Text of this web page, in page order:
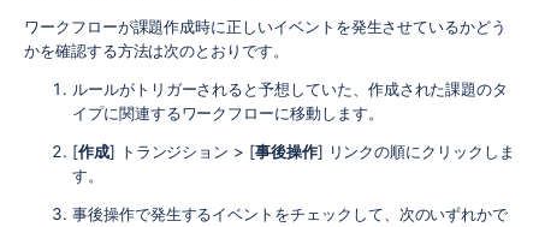
ワークフローが課題作成時に正しいイベントを発生させているかどう
かを確認する方法は次のとおりです。
ルールがトリガーされると予想していた、作成された課題のタ
イプに関連するワークフローに移動します。
[作成] トランジション > [事後操作] リンクの順にクリックしま
す。
事後操作で発生するイベントをチェックして、次のいずれかで